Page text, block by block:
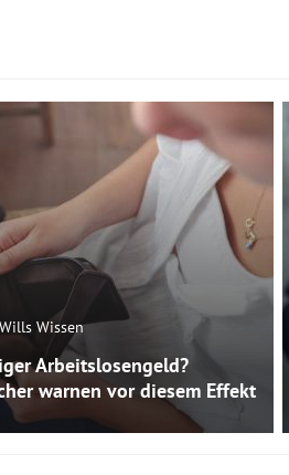
Wissen
Arbeitslosengeld?
warnen vor diesem Effekt